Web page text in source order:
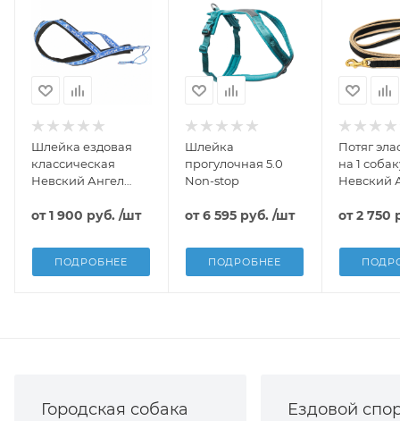
Шлейка ездовая
классическая
Невский Ангел
сеточка)
от1 900 руб. /шт
ПОДРОБНЕЕ
Шлейка
прогулочная 5.0
Non-stop
от6 595 руб. /шт
ПОДРОБНЕЕ
Потяг
на 1
Невский
от2 750
Городская собака Ездовой